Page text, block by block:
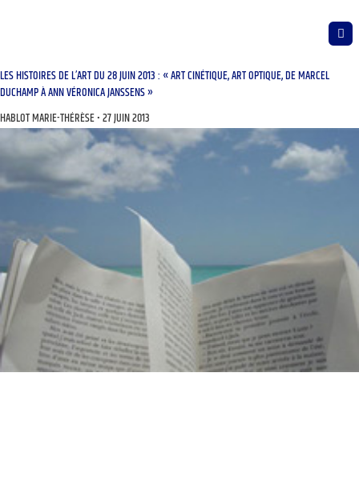
LES HISTOIRES DE L’ART DU 28 JUIN 2013 : « ART CINÉTIQUE, ART OPTIQUE, DE MARCEL
DUCHAMP À ANN VÉRONICA JANSSENS »
HABLOT MARIE-THÉRÈSE 27 JUIN 2013